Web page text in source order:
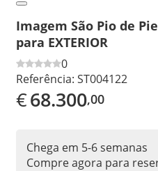
Imagem São Pio de
para EXTERIOR
0
Referência: ST004122
€68.300,00
Chega em 5-6 semanas
Compre agora para